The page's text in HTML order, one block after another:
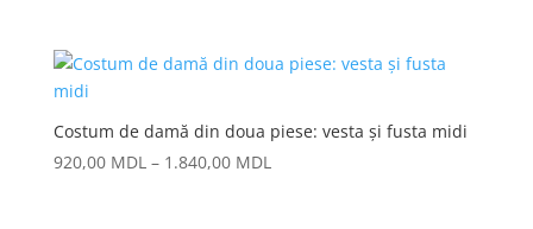
1.035,00 MDL
la
Costum de damă din doua piese: vesta și fusta midi
920,00 MDL – 1.840,00 MDL